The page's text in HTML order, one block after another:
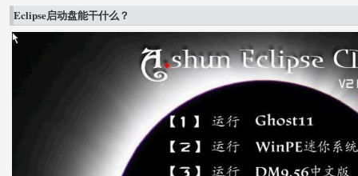
Eclipse启动盘能干什么？